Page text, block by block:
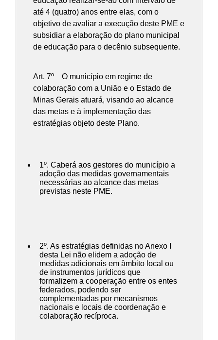
até 4 (quatro) anos entre elas, com o
objetivo de avaliar a execução deste PME e
subsidiar a elaboração do plano municipal
de educação para o decênio subsequente.
Art. 7º O município em regime de
colaboração com a União e o Estado de
Minas Gerais atuará, visando ao alcance
das metas e à implementação das
estratégias objeto deste Plano.
1º. Caberá aos gestores do município a
adoção das medidas governamentais
necessárias ao alcance das metas
previstas neste PME.
2º. As estratégias definidas no Anexo I
desta Lei não elidem a adoção de
medidas adicionais em âmbito local ou
de instrumentos jurídicos que
formalizem a cooperação entre os entes
federados, podendo ser
complementadas por mecanismos
nacionais e locais de coordenação e
colaboração recíproca.